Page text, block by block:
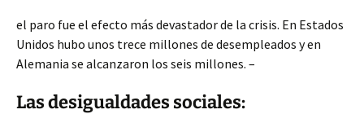
el paro fue el efecto más devastador de la crisis. En Estados
Unidos hubo unos trece millones de desempleados y en
Alemania se alcanzaron los seis millones. –
Las desigualdades sociales: